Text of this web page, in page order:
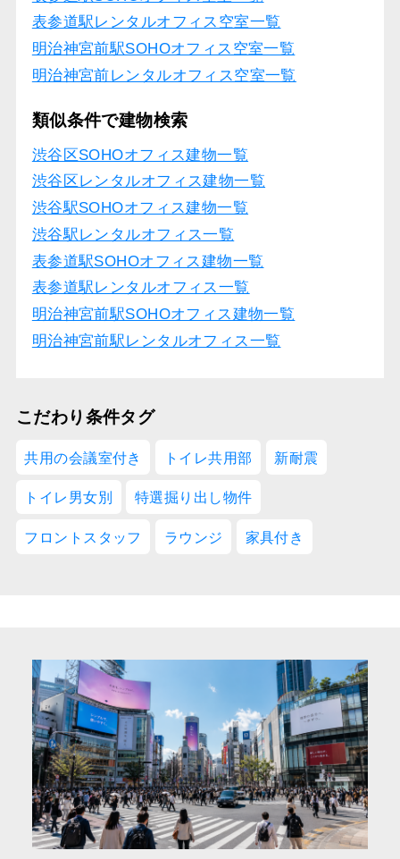
表参道駅レンタルオフィス空室一覧
明治神宮前駅SOHOオフィス空室一覧
明治神宮前レンタルオフィス空室一覧
類似条件で建物検索
渋谷区SOHOオフィス建物一覧
渋谷区レンタルオフィス建物一覧
渋谷駅SOHOオフィス建物一覧
渋谷駅レンタルオフィス一覧
表参道駅SOHOオフィス建物一覧
表参道駅レンタルオフィス一覧
明治神宮前駅SOHOオフィス建物一覧
明治神宮前駅レンタルオフィス一覧
こだわり条件タグ
共用の会議室付き トイレ共用部 新耐震
トイレ男女別 特選掘り出し物件
フロントスタッフ ラウンジ 家具付き